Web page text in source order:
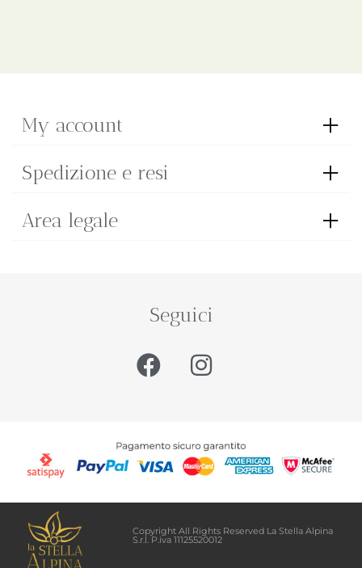
My account
Spedizione e resi
Area legale
Seguici
Copyright All Rights Reserved La Stella Alpina
S.r.l. P.iva 11125520012